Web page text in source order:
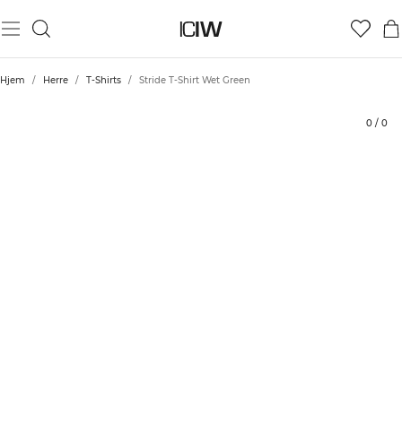
Hjem / Herre / T-Shirts / Stride T-Shirt Wet Green
0 / 0